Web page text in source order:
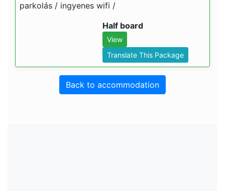
parkolás / ingyenes wifi /
Half board
View
Translate This Package
Back to accommodation